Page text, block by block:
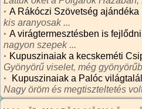
· A Rákóczi Szövetség ajándéka
kis aranyosak ...
· A virágtermesztésben is fejlődni
nagyon szepek ...
· Kupuszinaiak a kecskeméti
Gyönyörű viselet, még
·
Kupuszinaiak a Palóc
Nagy öröm és megtiszteltetés